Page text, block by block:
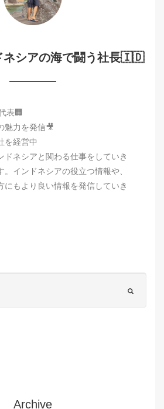
ネシアの海で闘う社長🇮🇩
表🏢
魅力を発信🎥
を経営中
ドネシアと関わる仕事をしていき
。インドネシアの役立つ情報や、
にもより良い情報を発信していき
Archive